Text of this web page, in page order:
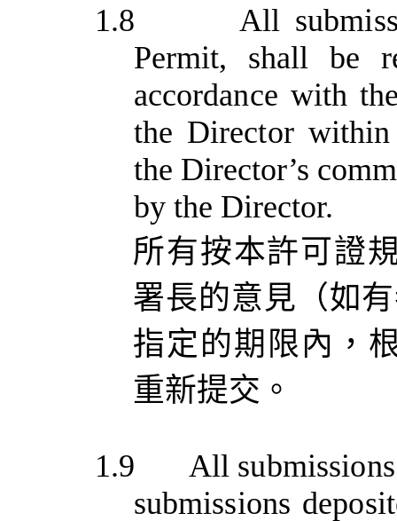
1.8 All
Permit,
shall be
accordance with
the Director within
the Director’s
by the Director.
所有按本許可證
署長的意見（如
指定的期限內，
重新提交。
1.9
All
submissions